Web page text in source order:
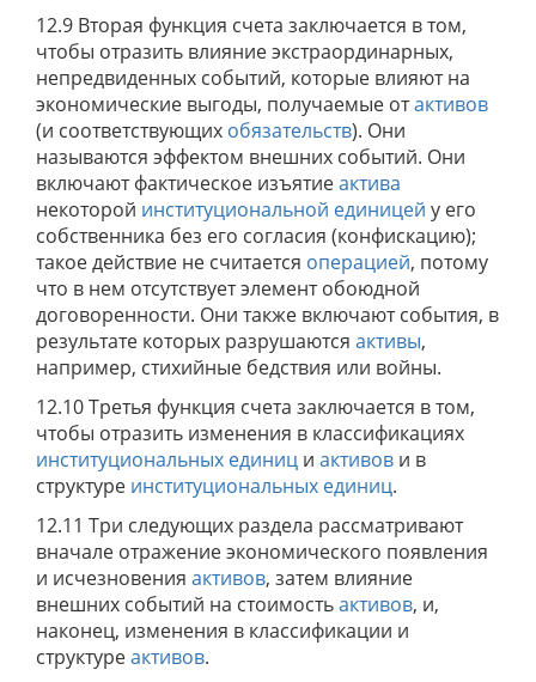
12.9 Вторая функция счета заключается в том,
чтобы отразить влияние экстраординарных,
непредвиденных событий, которые влияют на
экономические выгоды, получаемые отактивов
(и соответствующих обязательств). Они
называются эффектом внешних событий. Они
включают фактическое изъятиеактива
некоторой институциональной единицей у его
собственника без его согласия (конфискацию);
такое действие не считается операцией, потому
что в нем отсутствует элемент обоюдной
договоренности. Они также включают события, в
результате которых разрушаются активы,
например, стихийные бедствия или войны.
12.10 Третья функция счета заключается в том,
чтобы отразить изменения в классификациях
институциональных единиц и активов и в
структуре институциональных единиц.
12.11 Три следующих раздела рассматривают
вначале отражение экономического появления
и исчезновения активов, затем влияние
внешних событий на стоимостьактивов, и,
наконец, изменения в классификации и
структуреактивов.